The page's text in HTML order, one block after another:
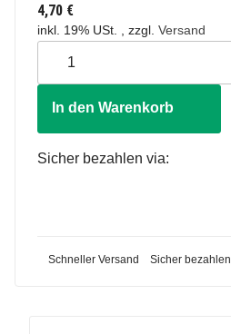
4,70 €
inkl. 19% USt. , zzgl. Versand
In den Warenkorb
Sicher bezahlen via:
Schneller Versand Sicher bezahlen